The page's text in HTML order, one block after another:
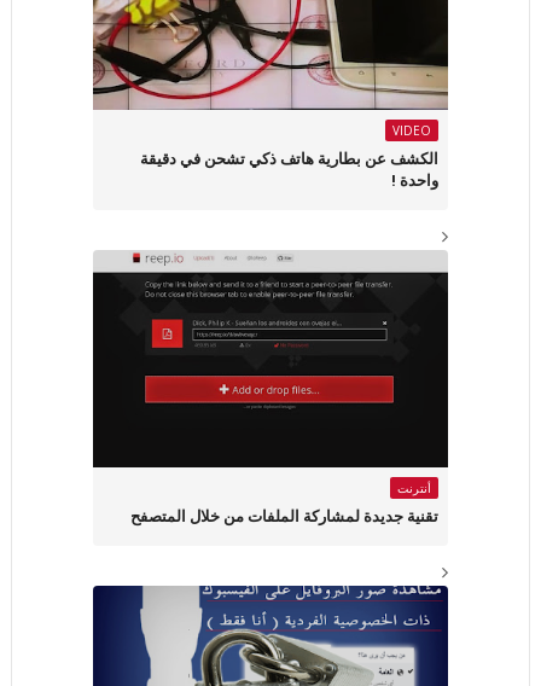
VIDEO
الكشف عن بطارية هاتف ذكي تشحن في دقيقة
واحدة !
أنترنت
تقنية جديدة لمشاركة الملفات من خلال المتصفح